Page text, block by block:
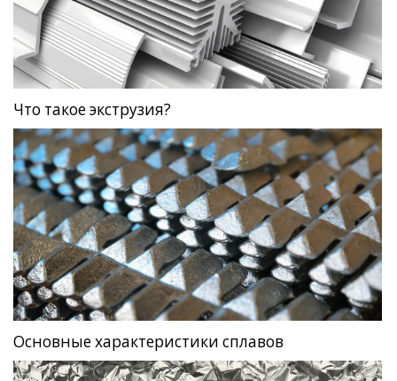
Что такое экструзия?
Основные характеристики сплавов